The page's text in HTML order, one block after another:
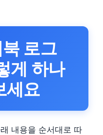
로그
게 하나
세요
내용을 순서대로 따